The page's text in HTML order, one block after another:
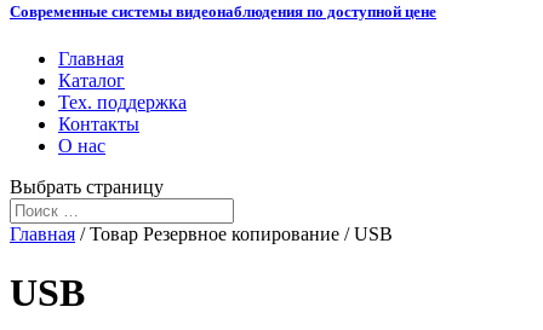
Современные системы видеонаблюдения по доступной цене
Главная
Каталог
Тех. поддержка
Контакты
О нас
Выбрать страницу
Главная / Товар Резервное копирование / USB
USB